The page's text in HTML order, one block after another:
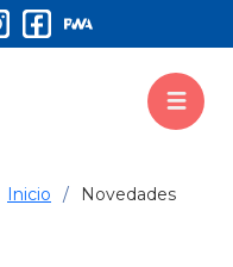
Inicio Novedades